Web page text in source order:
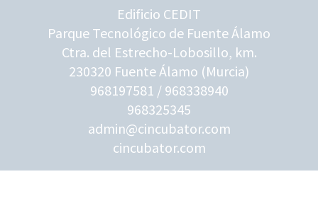
Edificio CEDIT
Parque Tecnológico de Fuente Álamo
Ctra. del Estrecho-Lobosillo, km.
230320 Fuente Álamo (Murcia)
968197581 / 968338940
968325345
admin@cincubator.com
cincubator.com